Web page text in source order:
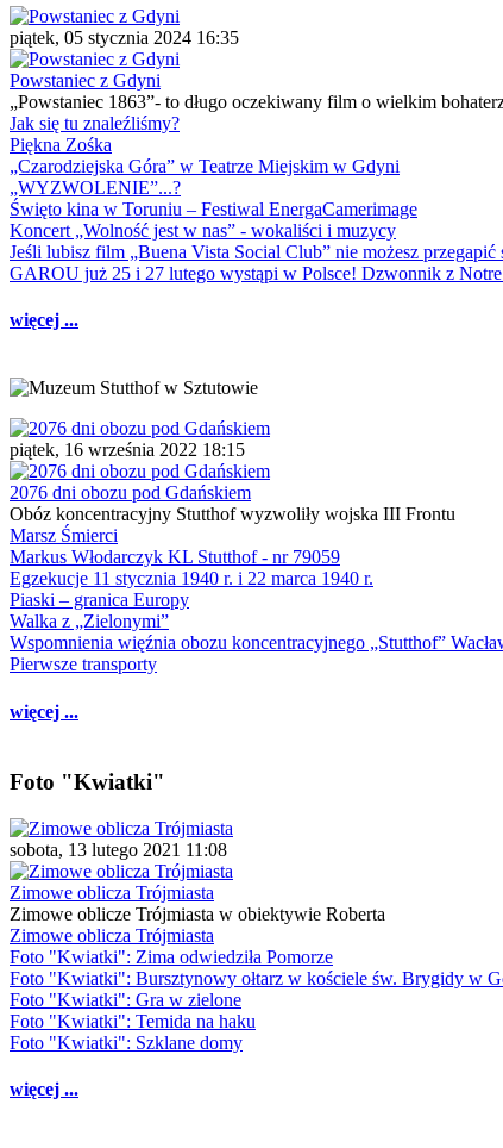
piątek, 05 stycznia 2024 16:35
Powstaniec z Gdyni
„Powstaniec 1863”- to długo oczekiwany film o wielkim
Jak się tu znaleźliśmy?
Piękna Zośka
„Czarodziejska Góra” w Teatrze Miejskim w Gdyni
„WYZWOLENIE”...?
Święto kina w Toruniu – Festiwal EnergaCamerimage
Koncert „Wolność jest w nas” - wokaliści i muzycy
Jeśli lubisz film „Buena Vista Social Club” nie możesz przegapić
GAROU już 25 i 27 lutego wystąpi w Polsce! Dzwonnik z
więcej ...
piątek, 16 września 2022 18:15
2076 dni obozu pod Gdańskiem
Obóz koncentracyjny Stutthof wyzwoliły wojska III Frontu
Marsz Śmierci
Markus Włodarczyk KL Stutthof - nr 79059
Egzekucje 11 stycznia 1940 r. i 22 marca 1940 r.
Piaski – granica Europy
Walka z „Zielonymi”
Wspomnienia więźnia obozu koncentracyjnego „Stutthof”
Pierwsze transporty
więcej ...
Foto "Kwiatki"
sobota, 13 lutego 2021 11:08
Zimowe oblicza Trójmiasta
Zimowe oblicze Trójmiasta w obiektywie Roberta
Zimowe oblicza Trójmiasta
Foto "Kwiatki": Zima odwiedziła Pomorze
Foto "Kwiatki": Bursztynowy ołtarz w kościele św. Brygidy w
Foto "Kwiatki": Gra w zielone
Foto "Kwiatki": Temida na haku
Foto "Kwiatki": Szklane domy
więcej ...